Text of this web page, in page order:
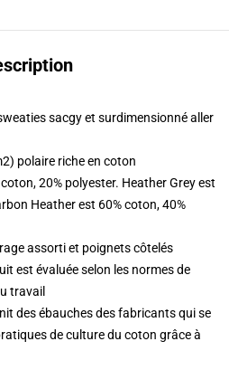
sacgy et surdimensionné aller
polaire riche en coton
20% polyester. Heather Grey est
Heather est 60% coton, 40%
assorti et poignets côtelés
est évaluée selon les normes de
travail
des ébauches des fabricants qui se
de culture du coton grâce à